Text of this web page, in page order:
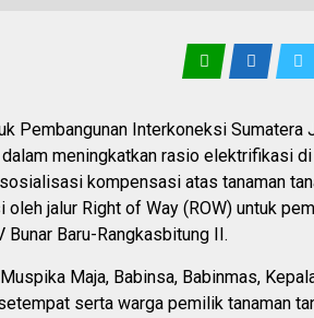
Pembangunan Interkoneksi Sumatera
meningkatkan rasio elektrifikasi
kompensasi atas tanaman
oleh jalur Right of Way (ROW) untuk
Baru-Rangkasbitung II.
Maja, Babinsa, Babinmas,
serta warga pemilik tanaman